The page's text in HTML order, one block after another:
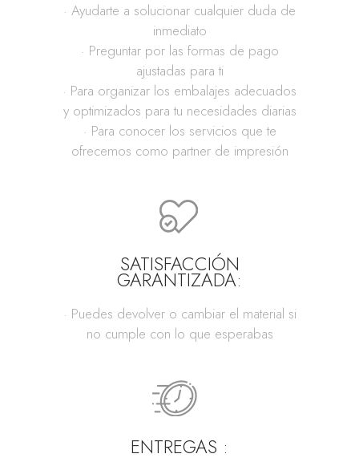
· Ayudarte a solucionar cualquier duda de
inmediato
· Preguntar por las formas de pago
ajustadas para ti
· Para organizar los embalajes adecuados
y optimizados para tu necesidades diarias
· Para conocer los servicios que te
ofrecemos como partner de impresión
SATISFACCIÓN
GARANTIZADA:
· Puedes devolver o cambiar el material si
no cumple con lo que esperabas
ENTREGAS :